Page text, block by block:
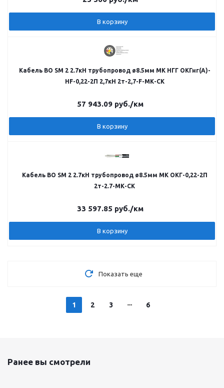
В корзину
Кабель ВО SM 2 2.7кН трубопровод ø8.5мм МК НГГ ОКГнг(A)-
HF-0,22-2П 2,7кН 2т-2,7-F-МК-СК
57 943.09 руб./км
В корзину
Кабель ВО SM 2 2.7кН трубопровод ø8.5мм МК ОКГ-0,22-2П
2т-2.7-МК-СК
33 597.85 руб./км
В корзину
Показать еще
1 2 3 6
Ранее вы смотрели